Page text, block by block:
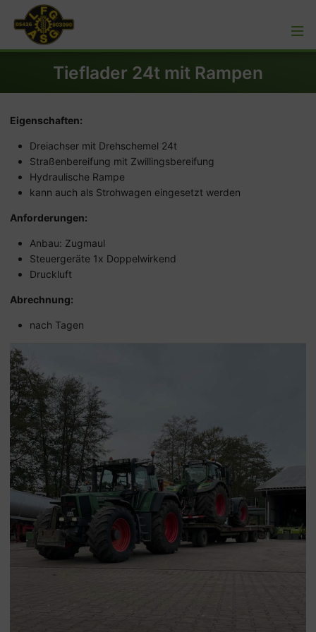
Tieflader 24t mit Rampen
Eigenschaften:
Dreiachser mit Drehschemel 24t
Straßenbereifung mit Zwillingsbereifung
Hydraulische Rampe
kann auch als Strohwagen eingesetzt werden
Anforderungen:
Anbau: Zugmaul
Steuergeräte 1x Doppelwirkend
Druckluft
Abrechnung:
nach Tagen